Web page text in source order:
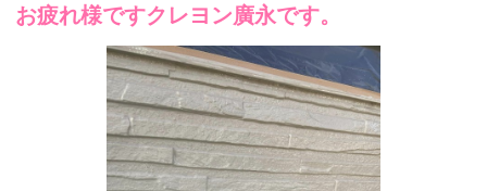
お疲れ様ですクレヨン廣永です。